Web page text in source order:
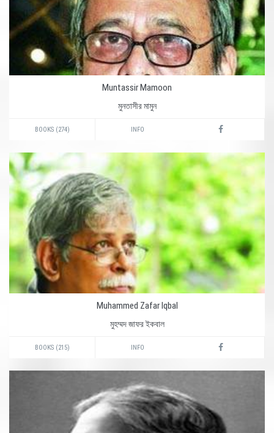
Muntassir Mamoon
মুনতাসীর মামুন
BOOKS (274) INFO
Muhammed Zafar Iqbal
মুহম্মদ জাফর ইকবাল
BOOKS (215) INFO